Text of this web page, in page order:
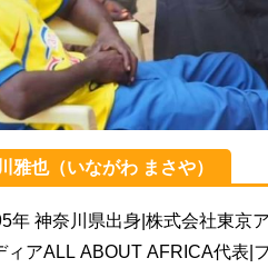
雅也（いながわ まさや）
年 神奈川県出身|株式会社東京
ィアALL ABOUT AFRICA代表|